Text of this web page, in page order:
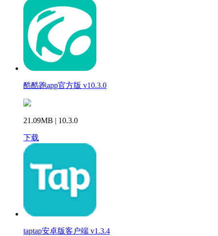
酷酷跑app官方版 v10.3.0
21.09MB | 10.3.0
下载
taptap安卓版客户端 v1.3.4